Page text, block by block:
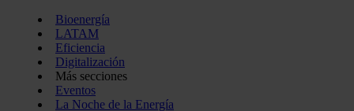
Bioenergía
LATAM
Eficiencia
Digitalización
Más secciones
Eventos
La Noche de la Energía